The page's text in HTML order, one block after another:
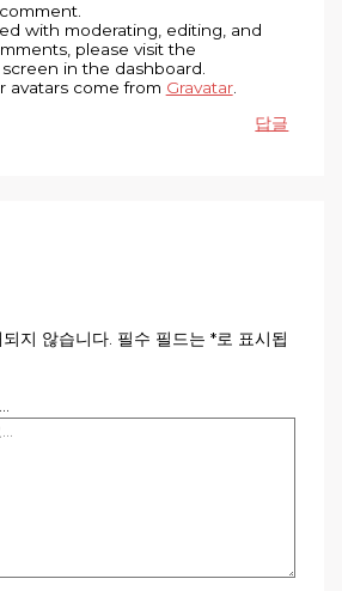
with moderating, editing, and
please visit the
in the dashboard.
avatars come from Gravatar.
답글
지 않습니다. 필수 필드는 *로 표시됩